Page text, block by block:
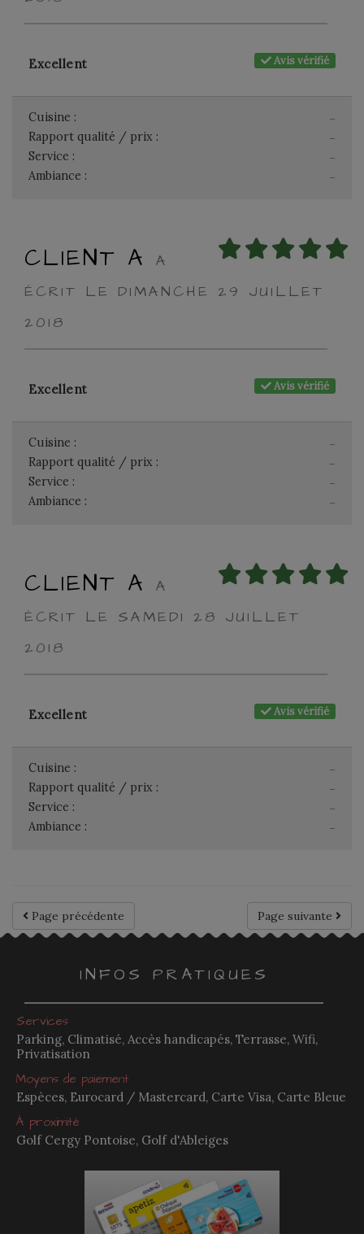
Avis vérifié
Excellent
-
Cuisine :
-
Rapport qualité / prix :
-
Service :
-
Ambiance :
CLIENT A
A
ÉCRIT LE DIMANCHE 29 JUILLET
2018
Avis vérifié
Excellent
-
Cuisine :
-
Rapport qualité / prix :
-
Service :
-
Ambiance :
CLIENT A
A
ÉCRIT LE SAMEDI 28 JUILLET
2018
Avis vérifié
Excellent
-
Cuisine :
-
Rapport qualité / prix :
-
Service :
-
Ambiance :
Page suivante
Page précédente
INFOS PRATIQUES
Services
Parking, Climatisé, Accès handicapés, Terrasse, Wifi,
Privatisation
Moyens de paiement
Espèces, Eurocard / Mastercard, Carte Visa, Carte Bleue
À proximité
Golf Cergy Pontoise, Golf d'Ableiges